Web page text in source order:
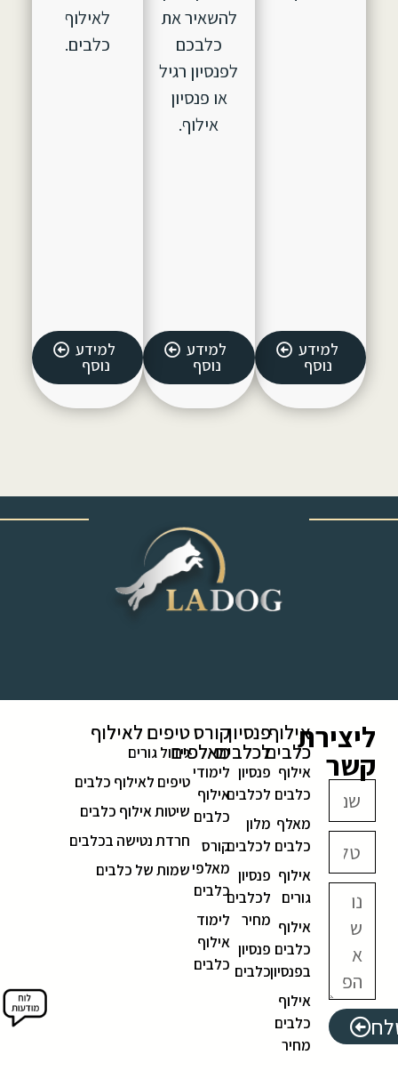
למידע
נוסף
להשאיר את
כלבכם
לפנסיון רגיל
או פנסיון
אילוף.
למידע
נוסף
לאילוף
כלבים.
למידע
נוסף
ליצירת
קשר
אילוף
כלבים
אילוף
כלבים
מאלף
כלבים
אילוף
גורים
אילוף
כלבים
בפנסיון
אילוף
כלבים
מחיר
פנסיון
לכלבים
פנסיון
לכלבים
מלון
לכלבים
פנסיון
לכלבים
מחיר
פנסיון
כלבים
קורס
מאלפים
לימודי
אילוף
כלבים
קורס
מאלפי
כלבים
לימוד
אילוף
כלבים
טיפים לאילוף
גידול גורים
טיפים לאילוף כלבים
שיטות אילוף כלבים
חרדת נטישה בכלבים
שמות של כלבים